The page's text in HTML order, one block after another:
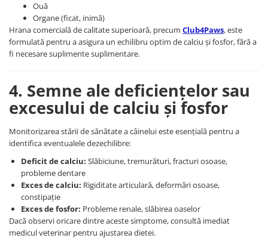
Ouă
Organe (ficat, inimă)
Hrana comercială de calitate superioară, precum Club4Paws, este
formulată pentru a asigura un echilibru optim de calciu și fosfor, fără a
fi necesare suplimente suplimentare.
4. Semne ale deficiențelor sau
excesului de calciu și fosfor
Monitorizarea stării de sănătate a câinelui este esențială pentru a
identifica eventualele dezechilibre:
Deficit de calciu: Slăbiciune, tremurături, fracturi osoase,
probleme dentare
Exces de calciu: Rigiditate articulară, deformări osoase,
constipație
Exces de fosfor: Probleme renale, slăbirea oaselor
Dacă observi oricare dintre aceste simptome, consultă imediat
medicul veterinar pentru ajustarea dietei.